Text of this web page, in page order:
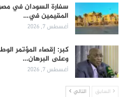
سفارة السودان في
المقيمين في…
أغسطس 7, 2026
كبر: إقصاء المؤتمر
وعلى البرهان…
أغسطس 7, 2026
السابق التالي